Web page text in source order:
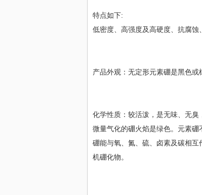
特点如下:
低密度、高强度及高硬度、抗腐
产品外观：无定形元素硼是黑色或
化学性质：较活泼，是无味、无
微量气化的硼火焰是绿色。元素硼
硼能与氧、氮、硫、卤素及碳相
机硼化物。